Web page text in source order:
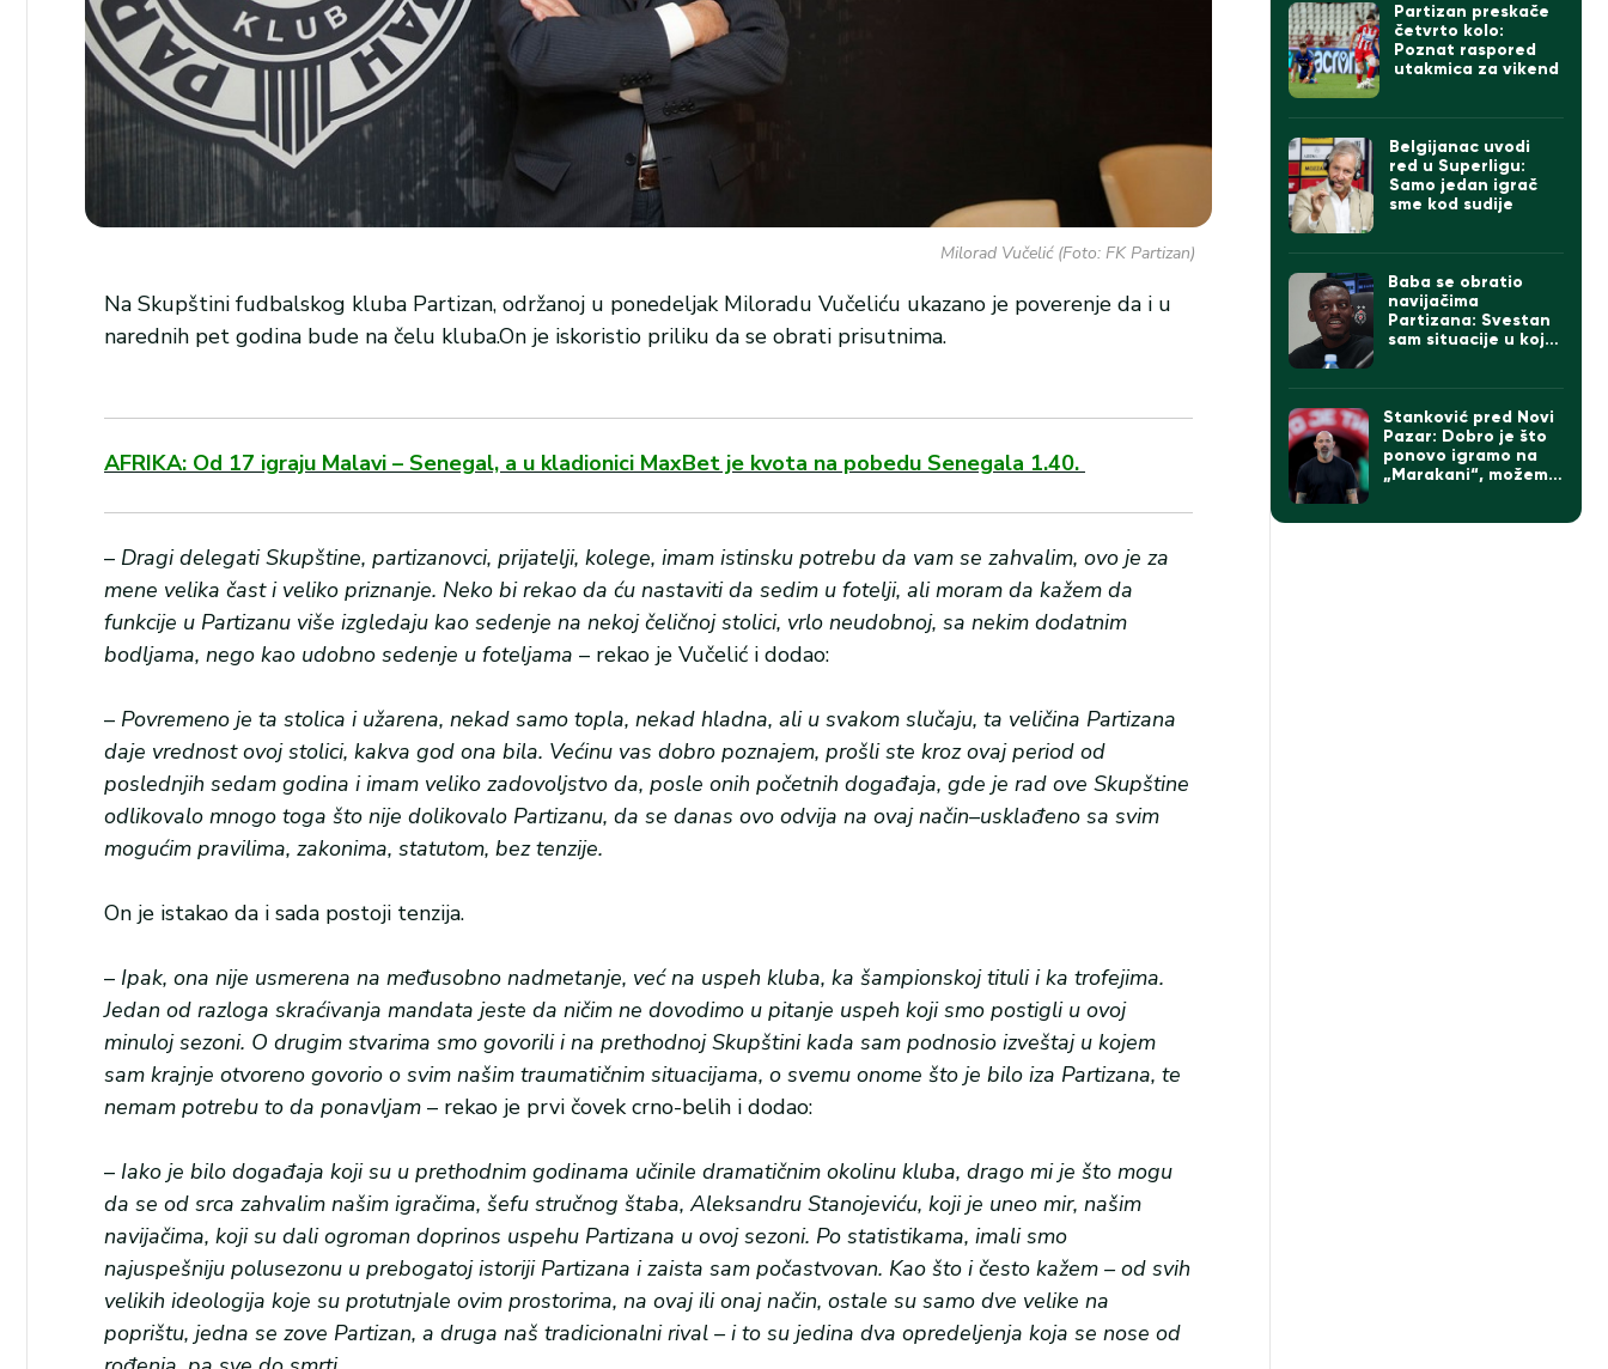
Milorad Vučelić (Foto: FK Partizan)
Na Skupštini fudbalskog kluba Partizan, održanoj u ponedeljak Miloradu Vučeliću ukazano je poverenje da i u
narednih pet godina bude na čelu kluba.On je iskoristio priliku da se obrati prisutnima.
AFRIKA: Od 17 igraju Malavi – Senegal, a u kladionici MaxBet je kvota na pobedu Senegala 1.40.
– Dragi delegati Skupštine, partizanovci, prijatelji, kolege, imam istinsku potrebu da vam se zahvalim, ovo je za
mene velika čast i veliko priznanje. Neko bi rekao da ću nastaviti da sedim u fotelji, ali moram da kažem da
funkcije u Partizanu više izgledaju kao sedenje na nekoj čeličnoj stolici, vrlo neudobnoj, sa nekim dodatnim
bodljama, nego kao udobno sedenje u foteljama – rekao je Vučelić i dodao:
– Povremeno je ta stolica i užarena, nekad samo topla, nekad hladna, ali u svakom slučaju, ta veličina Partizana
daje vrednost ovoj stolici, kakva god ona bila. Većinu vas dobro poznajem, prošli ste kroz ovaj period od
poslednjih sedam godina i imam veliko zadovoljstvo da, posle onih početnih događaja, gde je rad ove Skupštine
odlikovalo mnogo toga što nije dolikovalo Partizanu, da se danas ovo odvija na ovaj način–usklađeno sa svim
mogućim pravilima, zakonima, statutom, bez tenzije.
On je istakao da i sada postoji tenzija.
– Ipak, ona nije usmerena na međusobno nadmetanje, već na uspeh kluba, ka šampionskoj tituli i ka trofejima.
Jedan od razloga skraćivanja mandata jeste da ničim ne dovodimo u pitanje uspeh koji smo postigli u ovoj
minuloj sezoni. O drugim stvarima smo govorili i na prethodnoj Skupštini kada sam podnosio izveštaj u kojem
sam krajnje otvoreno govorio o svim našim traumatičnim situacijama, o svemu onome što je bilo iza Partizana, te
nemam potrebu to da ponavljam – rekao je prvi čovek crno-belih i dodao:
– Iako je bilo događaja koji su u prethodnim godinama učinile dramatičnim okolinu kluba, drago mi je što mogu
da se od srca zahvalim našim igračima, šefu stručnog štaba, Aleksandru Stanojeviću, koji je uneo mir, našim
navijačima, koji su dali ogroman doprinos uspehu Partizana u ovoj sezoni. Po statistikama, imali smo
najuspešniju polusezonu u prebogatoj istoriji Partizana i zaista sam počastvovan. Kao što i često kažem – od svih
velikih ideologija koje su protutnjale ovim prostorima, na ovaj ili onaj način, ostale su samo dve velike na
poprištu, jedna se zove Partizan, a druga naš tradicionalni rival – i to su jedina dva opredeljenja koja se nose od
Partizan preskače
četvrto kolo:
Poznat raspored
utakmica za vikend
Belgijanac uvodi
red u Superligu:
Samo jedan igrač
sme kod sudije
Baba se obratio
navijačima
Partizana: Svestan
sam situacije u kojoj
Stanković pred Novi
Pazar: Dobro je što
ponovo igramo na
„Marakani“, možemo